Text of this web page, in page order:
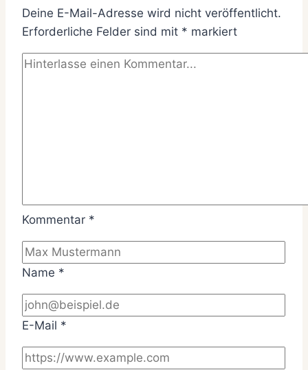
Deine E-Mail-Adresse wird nicht veröffentlicht.
Erforderliche Felder sind mit * markiert
Kommentar *
Name *
E-Mail *